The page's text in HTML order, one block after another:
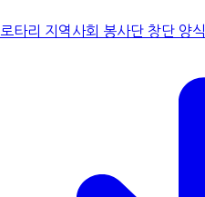
로타리 지역사회 봉사단 창단 양식